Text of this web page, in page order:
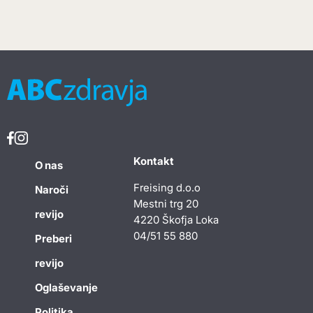
O nas
Naroči
revijo
Preberi
revijo
Oglaševanje
Kontakt
Freising d.o.o
Mestni trg 20
4220 Škofja Loka
04/51 55 880